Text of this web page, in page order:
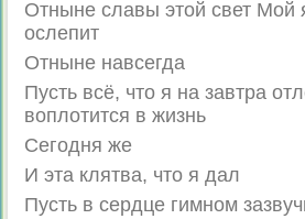
Отныне славы этой свет Мой
ослепит
Отныне навсегда
Пусть всё, что я на завтра
воплотится в жизнь
Сегодня же
И эта клятва, что я дал
Пусть в сердце гимном